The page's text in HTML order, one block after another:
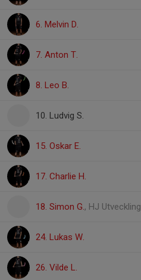
6. Melvin D.
7. Anton T.
8. Leo B.
10. Ludvig S.
15. Oskar E.
17. Charlie H.
18. Simon G., HJ Utveckling
24. Lukas W.
26. Vilde L.